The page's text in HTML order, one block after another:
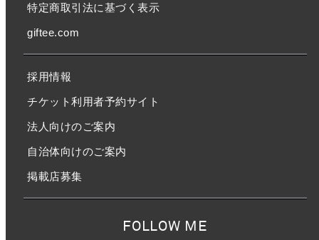
特定商取引法に基づく表示
giftee.com
採用情報
チケット利用者予約サイト
法人向けのご案内
自治体向けのご案内
掲載店募集
FOLLOW ME